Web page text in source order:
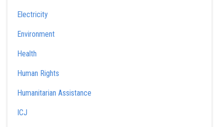
Electricity
Environment
Health
Human Rights
Humanitarian Assistance
ICJ